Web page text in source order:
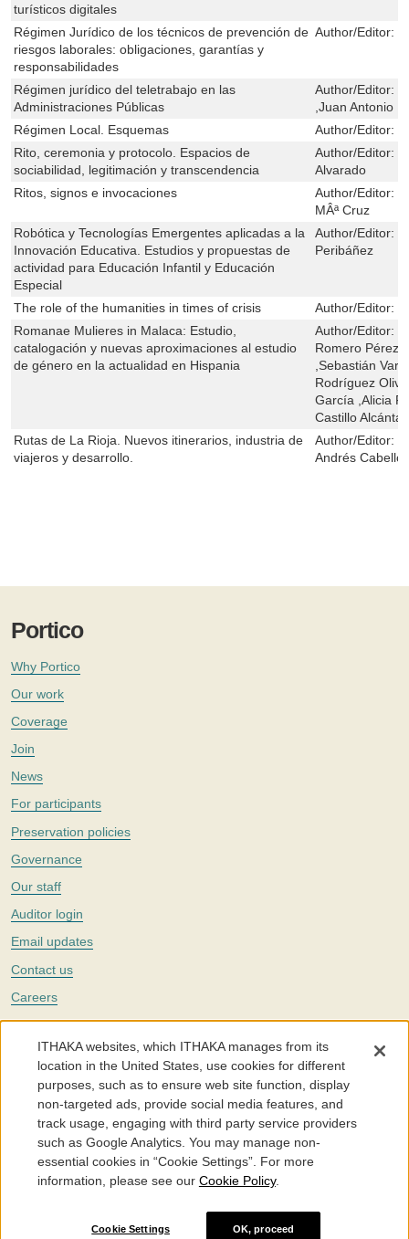
turísticos digitales
Régimen Jurídico de los técnicos de prevención de
riesgos laborales: obligaciones, garantías y
responsabilidades
Author/Editor:
Régimen jurídico del teletrabajo en las
Administraciones Públicas
Author/Editor:
,Juan Antonio
Régimen Local. Esquemas
Author/Editor:
Rito, ceremonia y protocolo. Espacios de
sociabilidad, legitimación y transcendencia
Author/Editor:
Alvarado
Ritos, signos e invocaciones
Author/Editor:
MÂª Cruz
Robótica y Tecnologías Emergentes aplicadas a la
Innovación Educativa. Estudios y propuestas de
actividad para Educación Infantil y Educación
Especial
Author/Editor:
Peribáñez
The role of the humanities in times of crisis Author/Editor:
Romanae Mulieres in Malaca: Estudio,
catalogación y nuevas aproximaciones al estudio
de género en la actualidad en Hispania
Author/Editor:
Romero Pérez
,Sebastián
Rodríguez
García ,Alicia
Castillo
Rutas de La Rioja. Nuevos itinerarios, industria de
viajeros y desarrollo.
Author/Editor:
Andrés Cabello
Portico
Why Portico
Our work
Coverage
Join
News
For participants
Preservation policies
Governance
Our staff
Auditor login
Email updates
Contact us
Careers
Twitter
The Portico digital preservation service is part ofITHAKA, a nonprofit
with a mission to improve access to knowledge and education for people
around the world. We believe education is key to the wellbeing of
individuals and society, and we work to make it more effective and
affordable.
©2005-2026. Portico® and ITHAKA® are trademarks of ITHAKA
Cookie Settings
ITHAKA websites, which ITHAKA manages from its
location in the United States, use cookies for different
purposes, such as to ensure web site function, display
non-targeted ads, provide social media features, and
track usage, engaging with third party service providers
such as Google Analytics. You may manage non-
essential cookies in “Cookie Settings”. For more
information, please see our Cookie Policy.
Cookie Settings OK, proceed